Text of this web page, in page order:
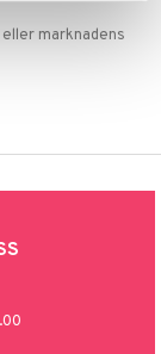
marknadens